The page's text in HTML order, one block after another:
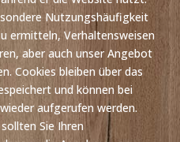
Nutzungshäufigkeit
ermitteln, Verhaltensweisen
aber auch unser Angebot
Cookies bleiben über das
und können bei
aufgerufen werden.
Sie Ihren